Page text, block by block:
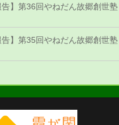
告】第36回やねだん故郷創世
告】第35回やねだん故郷創世